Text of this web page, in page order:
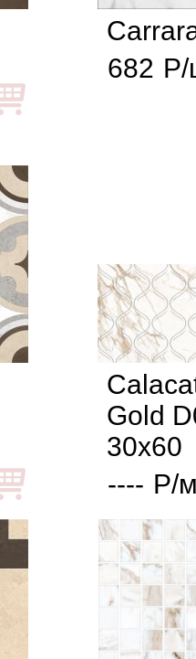
682 Р/
Gold
30x60
---- Р/